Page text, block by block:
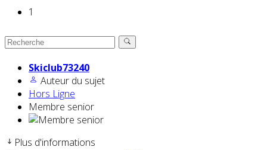
1
Skiclub73240
Auteur du sujet
Hors Ligne
Membre senior
Plus d'informations